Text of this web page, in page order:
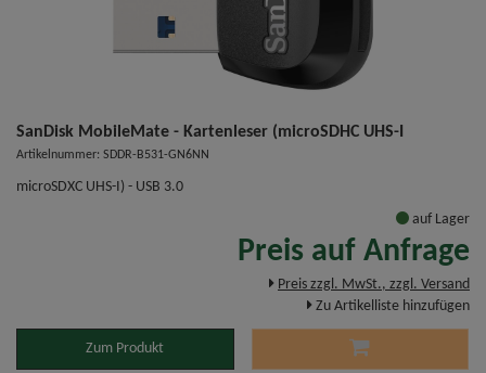
SanDisk MobileMate - Kartenleser (microSDHC UHS-I
Artikelnummer: SDDR-B531-GN6NN
microSDXC UHS-I) - USB 3.0
auf Lager
Preis auf Anfrage
Preis zzgl. MwSt., zzgl. Versand
Zu Artikelliste hinzufügen
Zum Produkt